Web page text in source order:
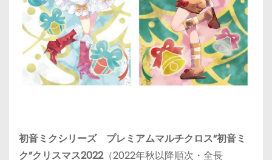
初音ミクシリーズ プレミアムマルチクロス“初音ミ
ク”クリスマス2022（2022年秋以降順次・全長